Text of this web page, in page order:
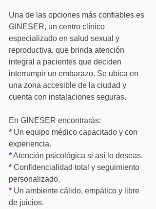
Una de las opciones más confiables es
GINESER, un centro clínico
especializado en salud sexual y
reproductiva, que brinda atención
integral a pacientes que deciden
interrumpir un embarazo. Se ubica en
una zona accesible de la ciudad y
cuenta con instalaciones seguras.
En GINESER encontrarás:
* Un equipo médico capacitado y con
experiencia.
* Atención psicológica si así lo deseas.
* Confidencialidad total y seguimiento
personalizado.
* Un ambiente cálido, empático y libre
de juicios.